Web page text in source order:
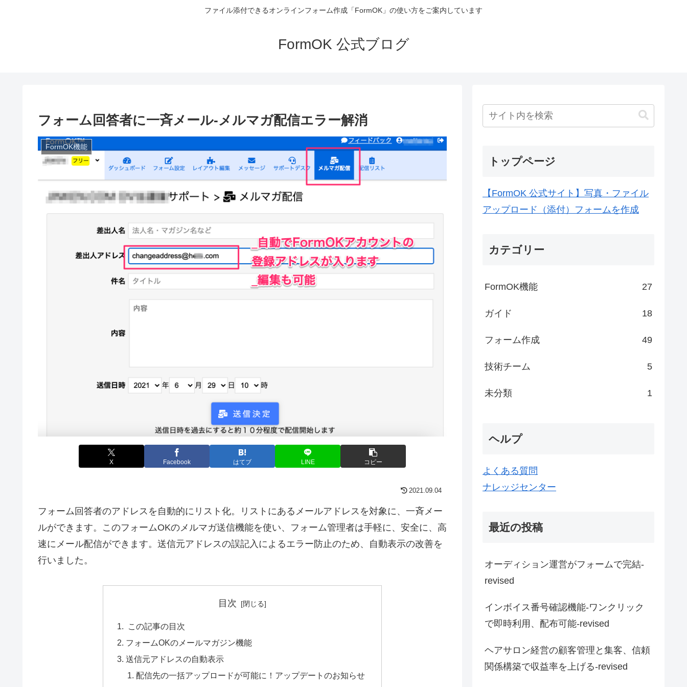
ファイル添付できるオンラインフォーム作成「FormOK」の使い方をご案内しています
FormOK 公式ブログ
フォーム回答者に一斉メール-メルマガ配信エラー解消
FormOK機能
X Facebook はてブ LINE コピー
2021.09.04
フォーム回答者のアドレスを自動的にリスト化。リストにあるメールアドレスを対象に、一斉メー
ルができます。このフォームOKのメルマガ送信機能を使い、フォーム管理者は手軽に、安全に、高
速にメール配信ができます。送信元アドレスの誤記入によるエラー防止のため、自動表示の改善を
行いました。
目次
この記事の目次
フォームOKのメールマガジン機能
送信元アドレスの自動表示
配信先の一括アップロードが可能に！アップデートのお知らせ
トップページ
【FormOK 公式サイト】写真・ファイル
アップロード（添付）フォームを作成
カテゴリー
FormOK機能 27
ガイド 18
フォーム作成 49
技術チーム 5
未分類 1
ヘルプ
よくある質問
ナレッジセンター
最近の投稿
オーディション運営がフォームで完結-
revised
インボイス番号確認機能-ワンクリック
で即時利用、配布可能-revised
ヘアサロン経営の顧客管理と集客、信頼
関係構築で収益率を上げる-revised